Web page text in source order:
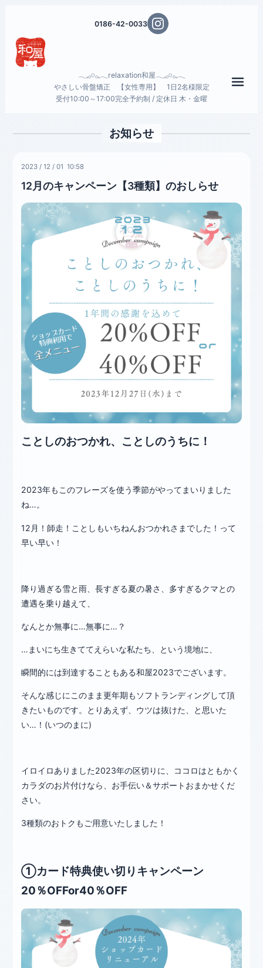
0186-42-0033
𓂃𓈒𓂂𓏸𓂂𓈒𓂃relaxation和屋𓂃𓈒𓂂𓏸𓂂𓈒𓂃
やさしい骨盤矯正 【女性専用】 1日2名様限定
受付10:00～17:00完全予約制 / 定休日 木・金曜
お知らせ
2023 /12 /01 10:58
12月のキャンペーン【3種類】のおしらせ
ことしのおつかれ、ことしのうちに！
2023年もこのフレーズを使う季節がやってまいりました
ね…。
12月！師走！ことしもいちねんおつかれさまでした！って
早い早い！
降り過ぎる雪と雨、長すぎる夏の暑さ、多すぎるクマとの
遭遇を乗り越えて、
なんとか無事に…無事に…？
…まいにち生きててえらいな私たち、という境地に、
瞬間的には到達することもある和屋2023でございます。
そんな感じにこのまま更年期もソフトランディングして頂
きたいものです。とりあえず、ウツは抜けた、と思いた
い…！(いつのまに)
イロイロありました2023年の区切りに、ココロはともかく
カラダのお片付けなら、お手伝い＆サポートおまかせくだ
さい。
3種類のおトクもご用意いたしました！
①カード特典使い切りキャンペーン
20％OFFor40％OFF